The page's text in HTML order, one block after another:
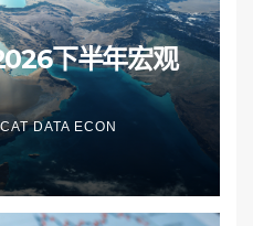
下半年宏观
DATA ECON